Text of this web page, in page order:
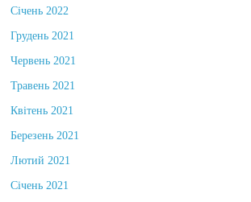
Січень 2022
Грудень 2021
Червень 2021
Травень 2021
Квітень 2021
Березень 2021
Лютий 2021
Січень 2021